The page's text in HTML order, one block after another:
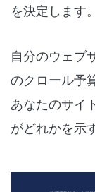
を決定します。
自分のウェブ
のクロール予
あなたのサイ
がどれかを示